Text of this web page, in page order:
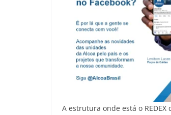
A estrutura onde está o